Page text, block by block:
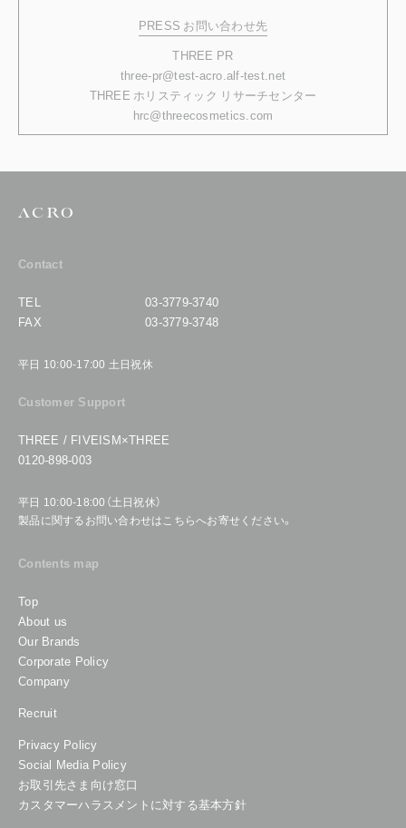
PRESS お問い合わせ先
THREE PR
three-pr@test-acro.alf-test.net
THREE ホリスティック リサーチセンター
hrc@threecosmetics.com
Contact
TEL
03-3779-3740
FAX
03-3779-3748
平日 10:00-17:00 土日祝休
Customer Support
THREE / FIVEISM×THREE
0120-898-003
平日 10:00-18:00（土日祝休）
製品に関するお問い合わせはこちらへお寄せください。
Contents map
Top
About us
Our Brands
Corporate Policy
Company
Recruit
Privacy Policy
Social Media Policy
お取引先さま向け窓口
カスタマーハラスメントに対する基本方針